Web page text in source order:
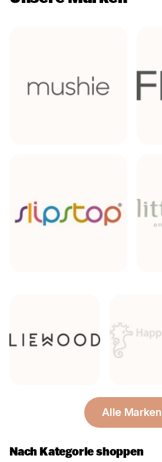
Alle Marken
Nach Kategorie shoppen